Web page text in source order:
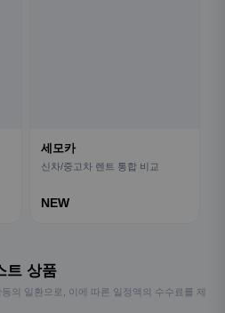
세모카
신차/중고차 렌트 통합 비교
NEW
트 상품
의 일환으로, 이에 따른 일정액의 수수료를 제